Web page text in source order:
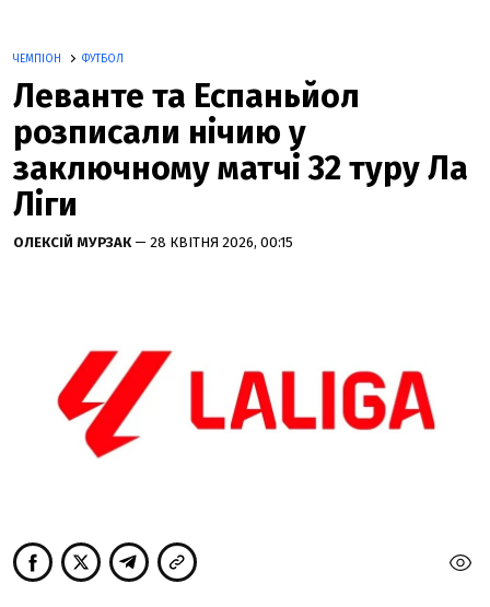
ЧЕМПІОН ФУТБОЛ
Леванте та Еспаньйол
розписали нічию у
заключному матчі 32 туру Ла
Ліги
ОЛЕКСІЙ МУРЗАК — 28 КВІТНЯ 2026, 00:15